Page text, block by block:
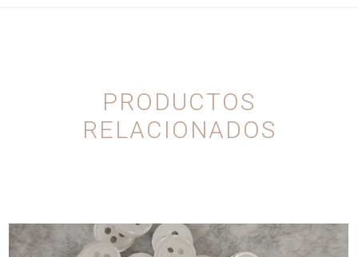
PRODUCTOS
RELACIONADOS